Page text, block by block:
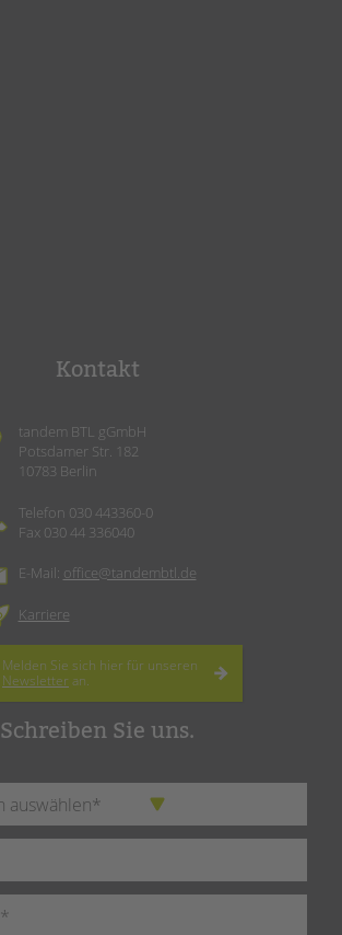
Kontakt
tandem BTL gGmbH
Potsdamer Str. 182
10783 Berlin
Telefon 030 443360-0
Fax 030 44 336040
E-Mail: office@tandembtl.de
Karriere
Melden Sie sich hier für unseren
Newsletter an.
Schreiben Sie uns.